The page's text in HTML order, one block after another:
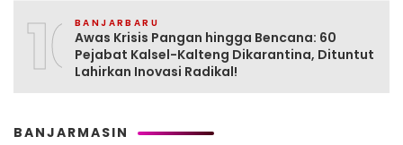
10BANJARBARU
Awas Krisis Pangan hingga Bencana: 60
Pejabat Kalsel-Kalteng Dikarantina, Dituntut
Lahirkan Inovasi Radikal!
BANJARMASIN